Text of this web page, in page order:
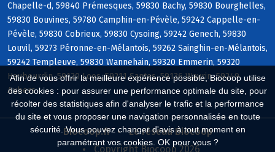
Afin de vous offrir la meilleure expérience possible, Biocoop utilise
des cookies : pour assurer une performance optimale du site, pour
récolter des statistiques afin d'analyser le trafic et la performance
du site et vous proposer une navigation personnalisée en toute
sécurité. Vous pouvez changer d'avis à tout moment en
paramétrant vos cookies. OK pour vous ?
Chapelle-d, 59840 Prémesques, 59830 Bachy, 59830 Bourghelles,
59830 Bouvines, 59780 Camphin-en-Pévèle, 59242 Cappelle-en-
Pévèle, 59830 Cobrieux, 59830 Cysoing, 59242 Genech, 59830
Louvil, 59273 Péronne-en-Mélantois, 59262 Sainghin-en-Mélantois,
59242 Templeuve, 59830 Wannehain, 59320 Emmerin, 59320
Haubourdin, 59120 Loos, 59211 Santes, 59136 Wavrin, 59249
Aubers
Biocoop.fr
Le réseau Biocoop
Copyright Biocoop 2026